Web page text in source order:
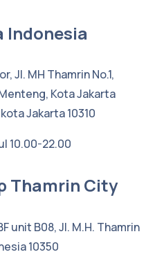
Indonesia
Jl. MH Thamrin No.1,
Kota Jakarta
Jakarta 10310
10.00-22.00
Thamrin City
unit B08, Jl. M.H. Thamrin
10350